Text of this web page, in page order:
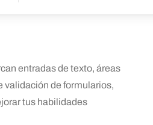
entradas de texto, áreas
validación de formularios,
tus habilidades